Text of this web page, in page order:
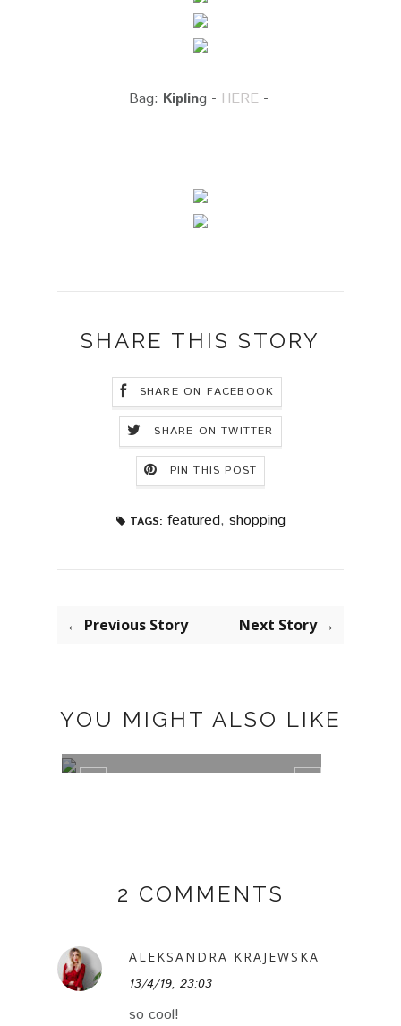
Bag: Kipling - HERE-
SHARE THIS STORY
SHARE ON FACEBOOK
SHARE ON TWITTER
PIN THIS POST
TAGS: featured, shopping
← Previous Story Next Story →
YOU MIGHT ALSO LIKE
2 COMMENTS
ALEKSANDRA KRAJEWSKA
13/4/19, 23:03
so cool!